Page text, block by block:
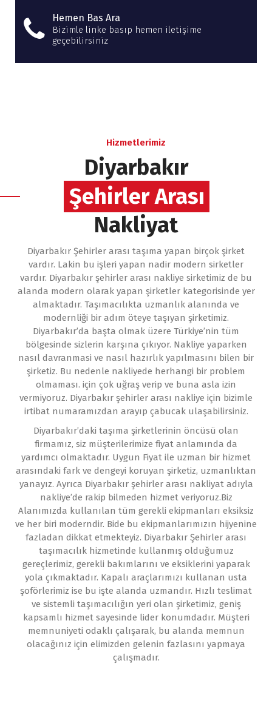
Hemen Bas Ara
Bizimle linke basıp hemen iletişime
geçebilirsiniz
Hizmetlerimiz
Diyarbakır
Şehirler Arası
Nakliyat
Diyarbakır Şehirler arası taşıma yapan birçok şirket
vardır. Lakin bu işleri yapan nadir modern sirketler
vardır. Diyarbakır şehirler arası nakliye sirketimiz de bu
alanda modern olarak yapan şirketler kategorisinde yer
almaktadır. Taşımacılıkta uzmanlık alanında ve
modernliği bir adım öteye taşıyan şirketimiz.
Diyarbakır’da başta olmak üzere Türkiye’nin tüm
bölgesinde sizlerin karşına çıkıyor. Nakliye yaparken
nasıl davranmasi ve nasıl hazırlık yapılmasını bilen bir
şirketiz. Bu nedenle nakliyede herhangi bir problem
olmaması. için çok uğraş verip ve buna asla izin
vermiyoruz. Diyarbakır şehirler arası nakliye için bizimle
irtibat numaramızdan arayıp çabucak ulaşabilirsiniz.
Diyarbakır’daki taşıma şirketlerinin öncüsü olan
firmamız, siz müşterilerimize fiyat anlamında da
yardımcı olmaktadır. Uygun Fiyat ile uzman bir hizmet
arasındaki fark ve dengeyi koruyan şirketiz, uzmanlıktan
yanayız. Ayrıca Diyarbakır şehirler arası nakliyat adıyla
nakliye’de rakip bilmeden hizmet veriyoruz.Biz
Alanımızda kullanılan tüm gerekli ekipmanları eksiksiz
ve her biri moderndir. Bide bu ekipmanlarımızın hijyenine
fazladan dikkat etmekteyiz. Diyarbakır Şehirler arası
taşımacılık hizmetinde kullanmış olduğumuz
gereçlerimiz, gerekli bakımlarını ve eksiklerini yaparak
yola çıkmaktadır. Kapalı araçlarımızı kullanan usta
şoförlerimiz ise bu işte alanda uzmandır. Hızlı teslimat
ve sistemli taşımacılığın yeri olan şirketimiz, geniş
kapsamlı hizmet sayesinde lider konumdadır. Müşteri
memnuniyeti odaklı çalışarak, bu alanda memnun
olacağınız için elimizden gelenin fazlasını yapmaya
çalışmadır.